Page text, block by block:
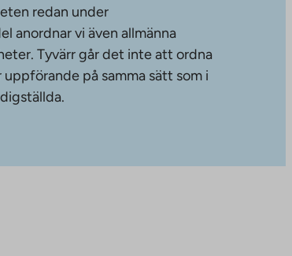
redan under
anordnar vi även allmänna
Tyvärr går det inte att ordna
på samma sätt som i